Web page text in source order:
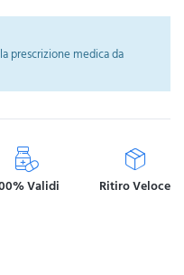
prescrizione medica da
Validi Ritiro Veloce